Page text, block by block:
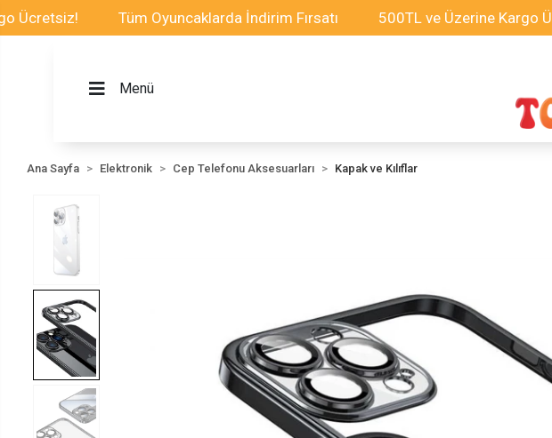
Tüm Oyuncaklarda İndirim Fırsatı 500TL ve Üzerine Kargo Ücretsiz!
Menü
Ana Sayfa Elektronik Cep Telefonu Aksesuarları Kapak ve Kılıflar